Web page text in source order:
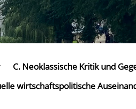
C. Neoklassische Kritik und
wirtschaftspolitische